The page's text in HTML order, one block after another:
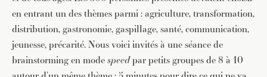
en entrant un des thèmes parmi : agriculture, transformation,
distribution, gastronomie, gaspillage, santé, communication,
jeunesse, précarité. Nous voici invités à une séance de
brainstorming en modespeedpar petits groupes de 8 à 10